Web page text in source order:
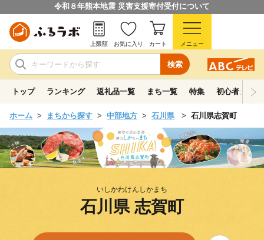
令和８年熊本地震 災害支援寄付受付について
検索
上限額 お気に入り カート メニュー
トップ ランキング 返礼品一覧 まち一覧 特集 初心者ガイド
ホーム まちから探す 中部地方 石川県 石川県志賀町
いしかわけんしかまち
石川県 志賀町